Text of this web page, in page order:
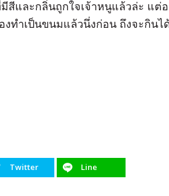
สีและกลิ่นถูกใจเจ้าหนูแล้วล่ะ แต่
ทำเป็นขนมแล้วนึ่งก่อน ถึงจะกินไ
Twitter Line